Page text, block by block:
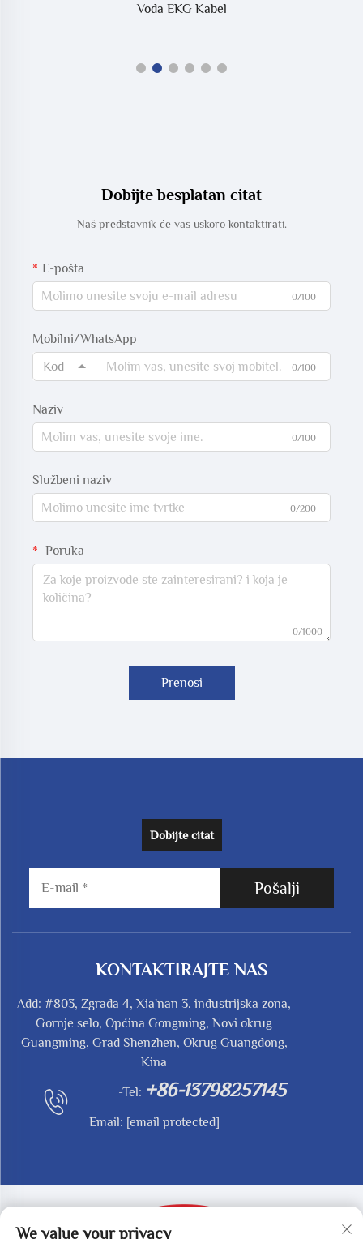
Voda EKG Kabel
Dobijte besplatan citat
Naš predstavnik će vas uskoro kontaktirati.
E-pošta
0/100
Mobilni/WhatsApp
Kod
0/100
Naziv
0/100
Službeni naziv
0/200
Poruka
0/1000
Prenosi
Dobijte citat
Pošalji
KONTAKTIRAJTE NAS
Add: #803, Zgrada 4, Xia'nan 3. industrijska zona,
Gornje selo, Općina Gongming, Novi okrug
Guangming, Grad Shenzhen, Okrug Guangdong,
Kina
-Tel: +86-13798257145
Email: [email protected]
We value your privacy